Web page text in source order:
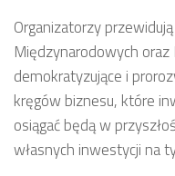
Organizatorzy
Międzynarodowych oraz
demokratyzujące i
kręgów biznesu, które
osiągać będą w
własnych inwestycji na